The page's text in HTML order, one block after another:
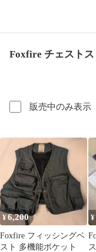
Foxfire チェスト
販売中のみ表示
¥6,200
Foxfire フィッシングベ
スト 多機能ポケット
¥